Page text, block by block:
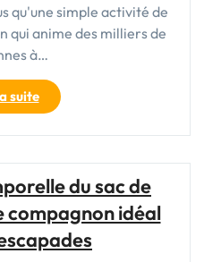
qu'une simple activité de
qui anime des milliers de
à…
suite"Les
Randonneurs
:
la
Nature
et
de
du sac de
compagnon idéal